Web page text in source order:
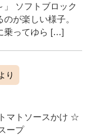
」 ソフトブロック
が楽しい様子。
乗ってゆら […]
り
マトソースかけ ☆
ープ